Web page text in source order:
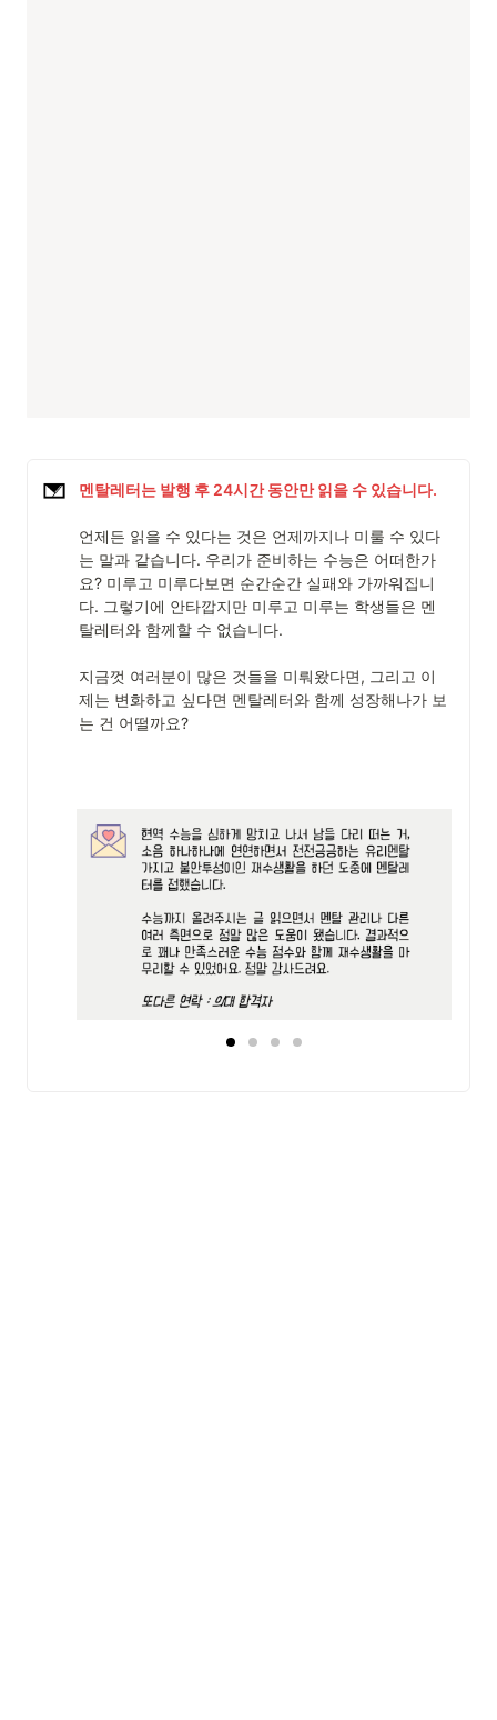
멘탈레터는 발행 후 24시간 동안만 읽을 수 있습니다.
언제든 읽을 수 있다는 것은 언제까지나 미룰 수 있다
는 말과 같습니다. 우리가 준비하는 수능은 어떠한가
요? 미루고 미루다보면 순간순간 실패와 가까워집니
다. 그렇기에 안타깝지만 미루고 미루는 학생들은 멘
탈레터와 함께할 수 없습니다.
지금껏 여러분이 많은 것들을 미뤄왔다면, 그리고 이
제는 변화하고 싶다면 멘탈레터와 함께 성장해나가 보
는 건 어떨까요?